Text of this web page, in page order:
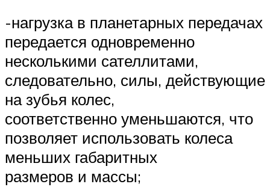
-нагрузка в планетарных передачах
передается одновременно
несколькими сателлитами,
следовательно, силы, действующие
на зубья колес,
соответственно уменьшаются, что
позволяет использовать колеса
меньших габаритных
размеров и массы;